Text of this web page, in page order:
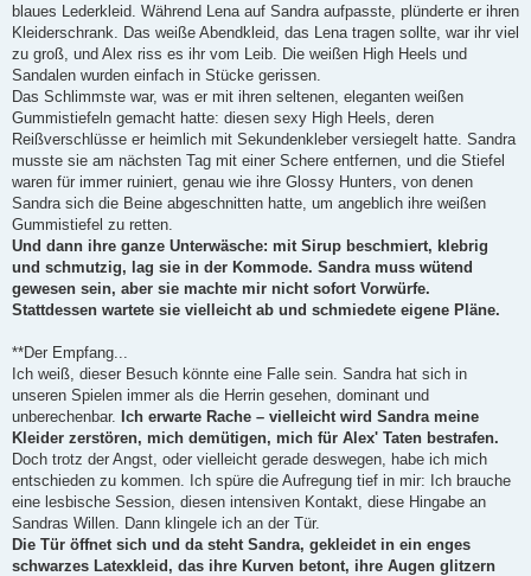
blaues Lederkleid. Während Lena auf Sandra aufpasste, plünderte er ihren
Kleiderschrank. Das weiße Abendkleid, das Lena tragen sollte, war ihr viel
zu groß, und Alex riss es ihr vom Leib. Die weißen High Heels und
Sandalen wurden einfach in Stücke gerissen.
Das Schlimmste war, was er mit ihren seltenen, eleganten weißen
Gummistiefeln gemacht hatte: diesen sexy High Heels, deren
Reißverschlüsse er heimlich mit Sekundenkleber versiegelt hatte. Sandra
musste sie am nächsten Tag mit einer Schere entfernen, und die Stiefel
waren für immer ruiniert, genau wie ihre Glossy Hunters, von denen
Sandra sich die Beine abgeschnitten hatte, um angeblich ihre weißen
Gummistiefel zu retten.
Und dann ihre ganze Unterwäsche: mit Sirup beschmiert, klebrig
und schmutzig, lag sie in der Kommode. Sandra muss wütend
gewesen sein, aber sie machte mir nicht sofort Vorwürfe.
Stattdessen wartete sie vielleicht ab und schmiedete eigene Pläne.
**Der Empfang...
Ich weiß, dieser Besuch könnte eine Falle sein. Sandra hat sich in
unseren Spielen immer als die Herrin gesehen, dominant und
unberechenbar. Ich erwarte Rache – vielleicht wird Sandra meine
Kleider zerstören, mich demütigen, mich für Alex' Taten bestrafen.
Doch trotz der Angst, oder vielleicht gerade deswegen, habe ich mich
entschieden zu kommen. Ich spüre die Aufregung tief in mir: Ich brauche
eine lesbische Session, diesen intensiven Kontakt, diese Hingabe an
Sandras Willen. Dann klingele ich an der Tür.
Die Tür öffnet sich und da steht Sandra, gekleidet in ein enges
schwarzes Latexkleid, das ihre Kurven betont, ihre Augen glitzern